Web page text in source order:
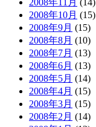
2008年10月 (15)
2008年9月 (15)
2008年8月 (10)
2008年7月 (13)
2008年6月 (13)
2008年5月 (14)
2008年4月 (15)
2008年3月 (15)
2008年2月 (14)